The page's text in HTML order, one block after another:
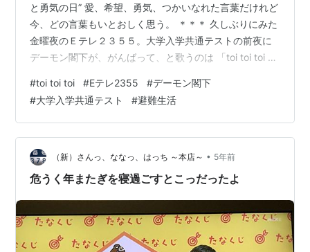
と勇気の日” 愛、希望、勇気、つかいなれた言葉だけれど
今、どの言葉もいとおしく思う。 ＊＊＊ 久しぶりにみた
金曜夜のＥテレ２３５５。大学入学共通テストの前夜に
デーモン閣下が、がんばって、と歌うのは 「toi toi toi 」
くいく！」のおまじない。 ～ 🎵 ～ 朝が来て toi toi toi木
のテーブル toi toi toiおいしいパン toi toi toiいいことが
あるように ～ 今日の日が うまくいくおまじないの こと
ばtoi toi toi だいじょうぶきっと きっとね …
#toi toi toi #Eテレ2355 #デーモン閣下
#大学入学共通テスト #避難生活
（新）さんっ、ななっ、はっち ～本店～ • 5年前
危うく年またぎを寝過ごすとこっだったよ